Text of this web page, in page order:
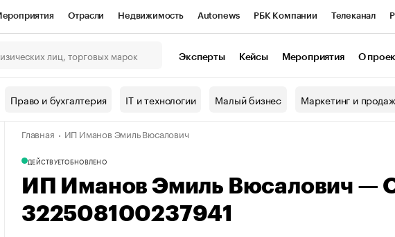
Отрасли Недвижимость Autonews РБК Компании Телеканал
Спецпроекты Проверка контрагентов
наличной валюты
Эксперты Кейсы Мероприятия О
Право и бухгалтерия IT и технологии Малый бизнес Маркетинг и
Главная ИП Иманов Эмиль Вюсалович
ДЕЙСТВУЕТОБНОВЛЕНО
ИП Иманов Эмиль Вюсалович —
322508100237941